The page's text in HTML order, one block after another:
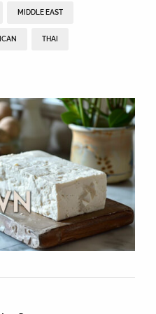
MIDDLE EAST
THAI